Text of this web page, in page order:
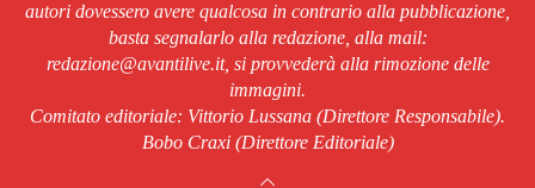
autori dovessero avere qualcosa in contrario alla pubblicazione,
basta segnalarlo alla redazione, alla mail:
redazione@avantilive.it, si provvederà alla rimozione delle
immagini.
Comitato editoriale: Vittorio Lussana (Direttore Responsabile).
Bobo Craxi (Direttore Editoriale)